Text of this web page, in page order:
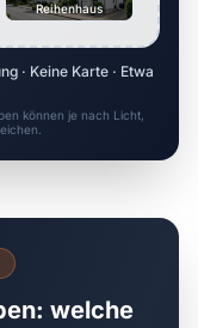
Reihenhaus
· Keine Karte · Etwa
können je nach Licht,
welche